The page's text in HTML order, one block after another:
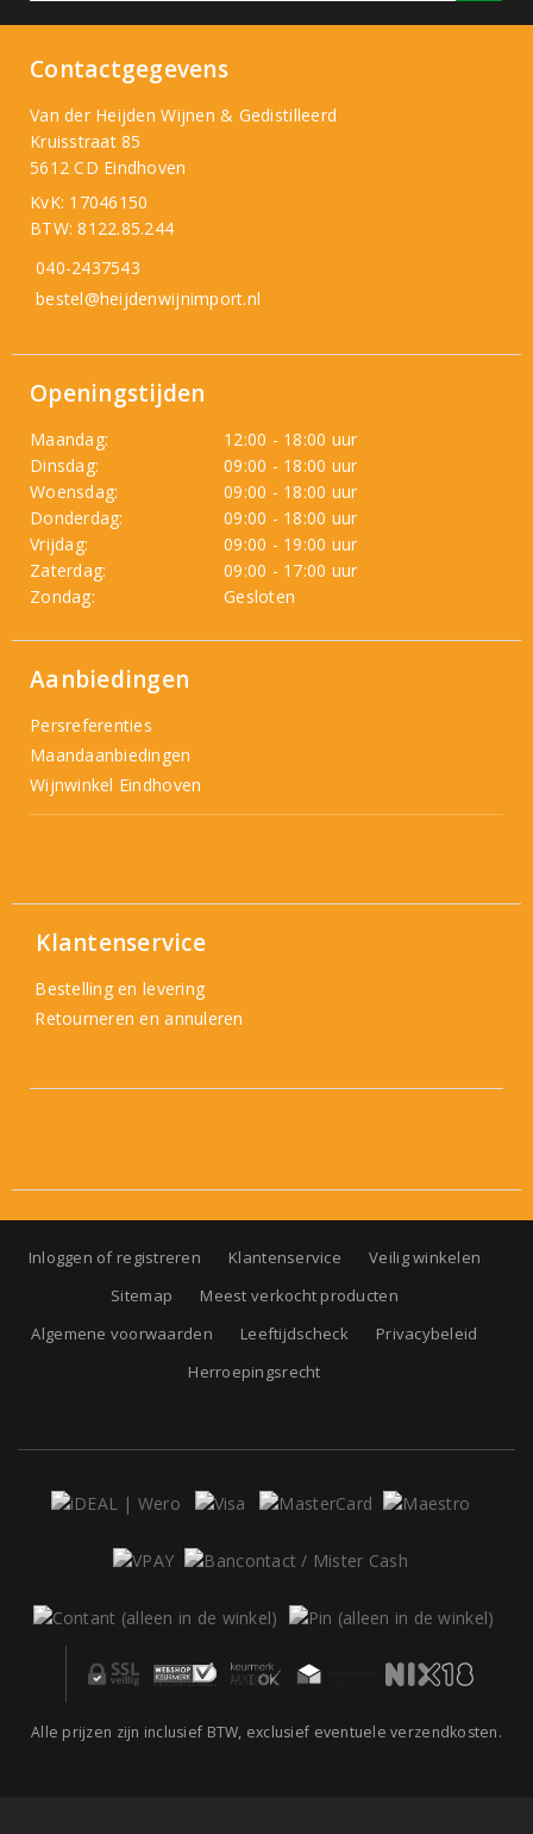
Contactgegevens
Van der Heijden Wijnen & Gedistilleerd
Kruisstraat 85
5612 CD Eindhoven
KvK: 17046150
BTW: 8122.85.244
040-2437543
bestel@heijdenwijnimport.nl
Openingstijden
Maandag:
12:00 - 18:00 uur
Dinsdag:
09:00 - 18:00 uur
Woensdag:
09:00 - 18:00 uur
Donderdag:
09:00 - 18:00 uur
Vrijdag:
09:00 - 19:00 uur
Zaterdag:
09:00 - 17:00 uur
Zondag:
Gesloten
Aanbiedingen
Persreferenties
Maandaanbiedingen
Wijnwinkel Eindhoven
Klantenservice
Bestelling en levering
Retourneren en annuleren
Inloggen of registreren Klantenservice
Veilig winkelen
Sitemap
Meest verkocht producten
Algemene voorwaarden
Leeftijdscheck
Privacybeleid
Herroepingsrecht
Alle prijzen zijn inclusief BTW, exclusief eventuele verzendkosten.